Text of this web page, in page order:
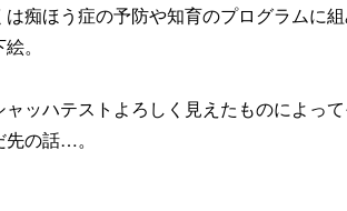
は痴ほう症の予防や知育のプログラムに
。
ャッハテストよろしく見えたものによっ
の話…。